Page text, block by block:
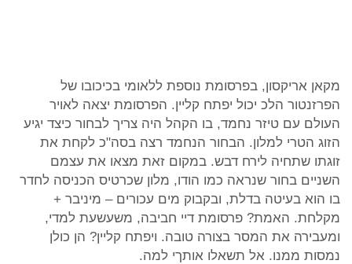
מקאן אריקסון, בפרסומת נוספת ללאומי בכיכובו של
הפרזנטור הלכ יכול יפתח קליין. הפרסומת יצאה לאויר
העולם עם טיזר נחמד, בו הקהל היה צריך לבחור כיצד יגיע
הזוג הטרי למלון. הבחור הנחמד רצה בסה"כ לקחת את
זוגתו שתחיה לירח דבש. במקום זאת מצאו את עצמם
השניים בחור שנראה כמו הודו, מלון שכרטיס הכניסה לחדר
בו הוא בעיטה בדלת, ובקבוק מים עכורים – מיניבר +
מקלחת. האמת? פרסומת דיי חביבה, משעשעת למדי,
ומעבירה את המסר בצורה טובה. ויפתח קליין? הן כולן
נמסות ממנו. אל תשאלו אותךי למה.